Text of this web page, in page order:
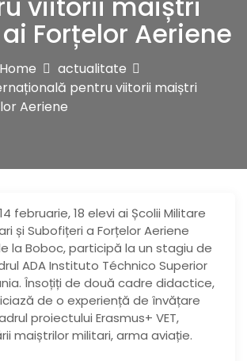
Forțelor Aeriene
Home
actualitate
pentru viitorii maiștri
Aeriene
februarie, 18 elevi ai Școlii Militare
și Subofițeri a Forțelor Aeriene
la Boboc, participă la un stagiu de
ADA Instituto Téchnico Superior
Însoțiți de două cadre didactice,
de o experiență de învățare
proiectului Erasmus+ VET,
maiștrilor militari, arma aviație.